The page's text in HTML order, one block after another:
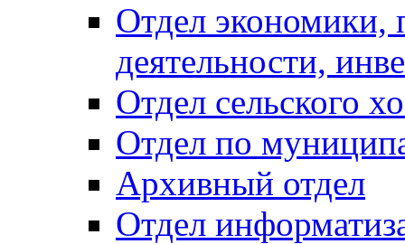
Отдел экономики,
деятельности,
Отдел сельского
Отдел по
Архивный отдел
Отдел